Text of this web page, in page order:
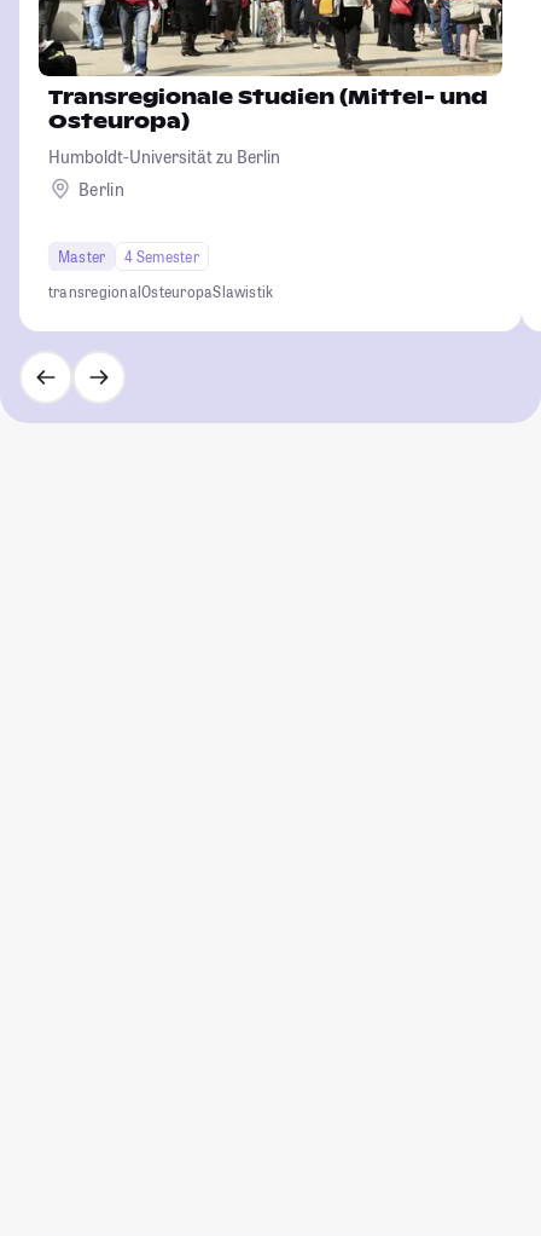
Transregionale Studien (Mittel- und
Osteuropa)
Humboldt-Universität zu Berlin
Berlin
Master
4 Semester
transregionalOsteuropaSlawistik